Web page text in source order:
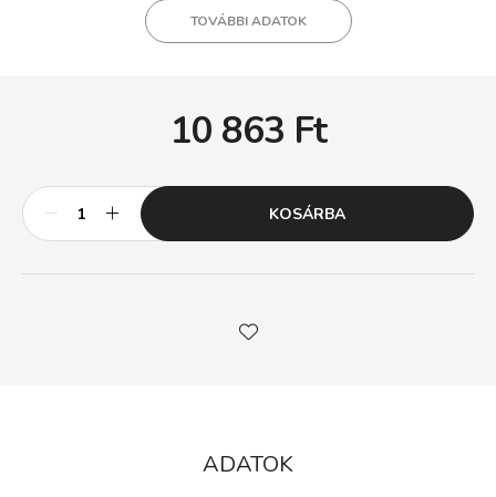
TOVÁBBI ADATOK
10 863 Ft
KOSÁRBA
ADATOK